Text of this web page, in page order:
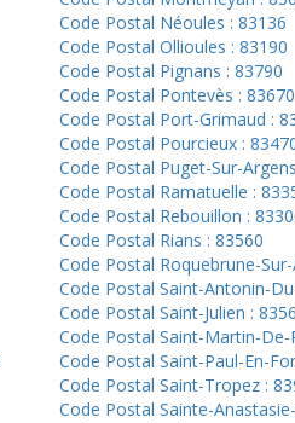
Code Postal Néoules : 83136
Code Postal Ollioules : 83190
Code Postal Pignans : 83790
Code Postal Pontevès : 83670
Code Postal Port-Grimaud :
Code Postal Pourcieux :
Code Postal Puget-Sur-
Code Postal Ramatuelle :
Code Postal Rebouillon :
Code Postal Rians : 83560
Code Postal Roquebrune-
Code Postal Saint-Antonin-
Code Postal Saint-Julien :
Code Postal Saint-Martin-De-
Code Postal Saint-Paul-En-
Code Postal Saint-Tropez :
Code Postal Sainte-